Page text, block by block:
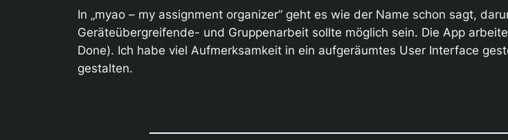
In „myao – my assignment organizer” geht es wie der Name schon sagt,
Geräteübergreifende- und Gruppenarbeit sollte möglich sein. Die App
Done). Ich habe viel Aufmerksamkeit in ein aufgeräumtes User Interface
gestalten.